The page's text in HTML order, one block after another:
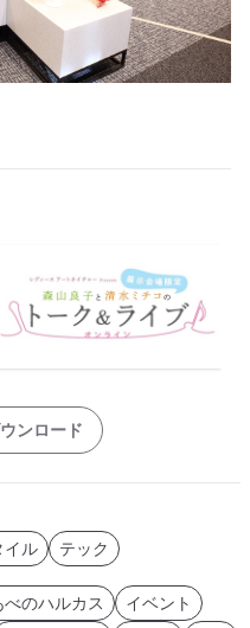
ンロード
イル テック
べのハルカス
イベント